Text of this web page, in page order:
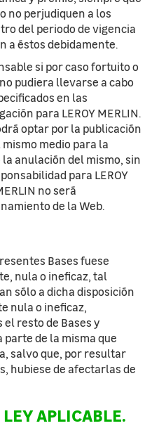
no perjudiquen a los
del periodo de vigencia
a éstos debidamente.
si por caso fortuito o
pudiera llevarse a cabo
en las
para LEROY MERLIN.
optar por la publicación
medio para la
anulación del mismo, sin
para LEROY
no será
de la Web.
Bases fuese
nula o ineficaz, tal
sólo a dicha disposición
nula o ineficaz,
resto de Bases y
de la misma que
salvo que, por resultar
hubiese de afectarlas de
APLICABLE.